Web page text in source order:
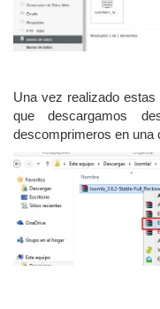
Una vez realizado
que descargamos
descomprimeros en una